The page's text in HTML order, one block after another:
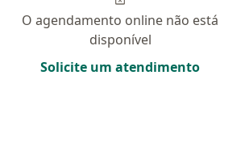
O agendamento online não está
disponível
Solicite um atendimento